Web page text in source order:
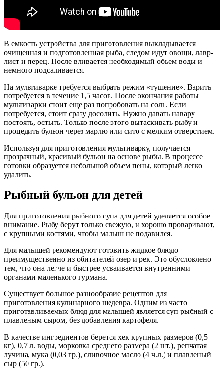
В емкость устройства для приготовления выкладывается
очищенная и подготовленная рыба, следом идут овощи, лавр-
лист и перец. После вливается необходимый объем воды и
немного подсаливается.
На мультиварке требуется выбрать режим «тушение». Варить
потребуется в течение 1,5 часов. После окончания работы
мультиварки стоит еще раз попробовать на соль. Если
потребуется, стоит сразу досолить. Нужно давать навару
постоять, остыть. Только после этого вытаскивать рыбу и
процедить бульон через марлю или сито с мелким отверстием.
Используя для приготовления мультиварку, получается
прозрачный, красивый бульон на основе рыбы. В процессе
готовки образуется небольшой объем пены, который легко
удалить.
Рыбный бульон для детей
Для приготовления рыбного супа для детей уделяется особое
внимание. Рыбу берут только свежую, и хорошо проваривают,
с крупными костями, чтобы малыш не подавился.
Для малышей рекомендуют готовить жидкое блюдо
преимущественно из обитателей озер и рек. Это обусловлено
тем, что она легче и быстрее усваивается внутренними
органами маленького гурмана.
Существует большое разнообразие рецептов для
приготовления кулинарного шедевра. Одним из часто
приготавливаемых блюд для малышей является суп рыбный с
плавленым сыром, без добавления картофеля.
В качестве ингредиентов берется хек крупных размеров (0,5
кг), 0,7 л. воды, морковка среднего размера (2 шт.), репчатая
лучина, мука (0,03 гр.), сливочное масло (4 ч.л.) и плавленый
сыр (50 гр.).